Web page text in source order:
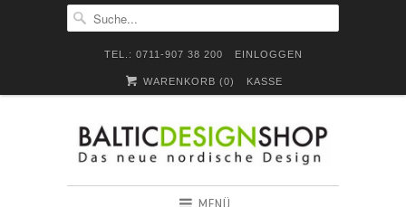
TEL.: 0711-907 38 200 EINLOGGEN
WARENKORB (0) KASSE
MENÜ